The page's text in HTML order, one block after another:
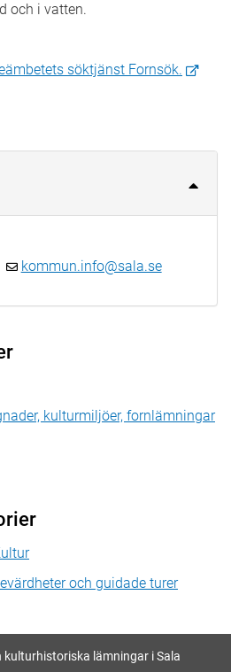
och i vatten.
söktjänst Fornsök.
kommun.info@sala.se
kulturmiljöer, fornlämningar
och guidade turer
kulturhistoriska lämningar i Sala